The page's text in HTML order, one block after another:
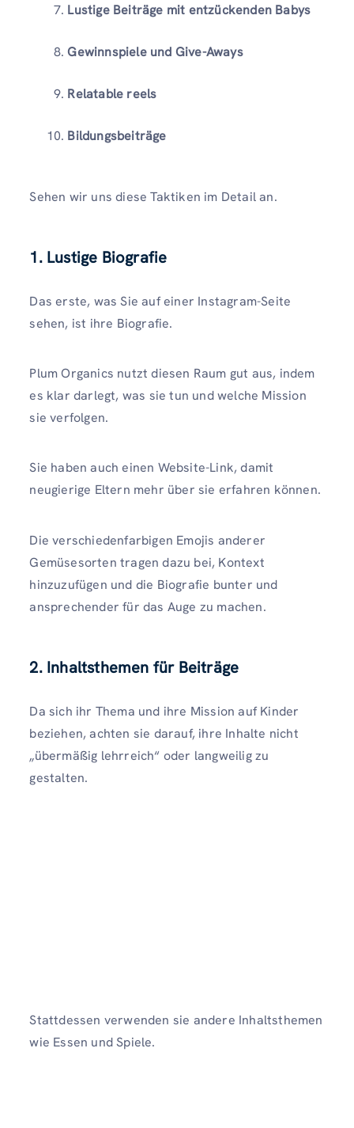
Lustige Beiträge mit entzückenden Babys
Gewinnspiele und Give-Aways
Relatable reels
Bildungsbeiträge
Sehen wir uns diese Taktiken im Detail an.
1. Lustige Biografie
Das erste, was Sie auf einer Instagram-Seite
sehen, ist ihre Biografie.
Plum Organics nutzt diesen Raum gut aus, indem
es klar darlegt, was sie tun und welche Mission
sie verfolgen.
Sie haben auch einen Website-Link, damit
neugierige Eltern mehr über sie erfahren können.
Die verschiedenfarbigen Emojis anderer
Gemüsesorten tragen dazu bei, Kontext
hinzuzufügen und die Biografie bunter und
ansprechender für das Auge zu machen.
2. Inhaltsthemen für Beiträge
Da sich ihr Thema und ihre Mission auf Kinder
beziehen, achten sie darauf, ihre Inhalte nicht
„übermäßig lehrreich“ oder langweilig zu
gestalten.
Stattdessen verwenden sie andere Inhaltsthemen
wie Essen und Spiele.